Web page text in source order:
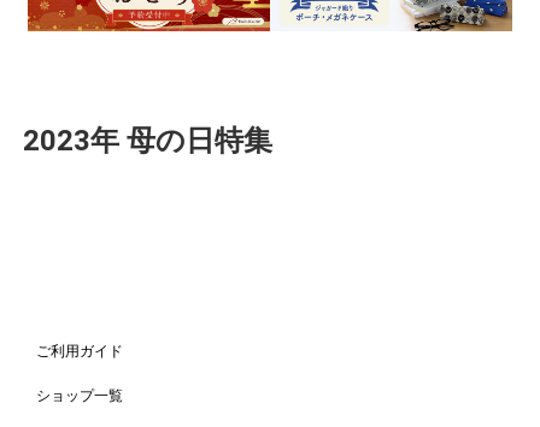
2023年 母の日特集
ご利用ガイド
ショップ一覧